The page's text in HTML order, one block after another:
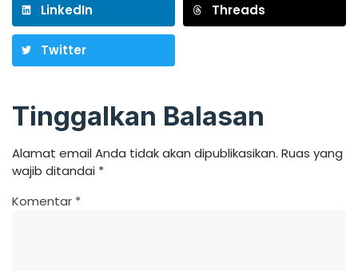
LinkedIn Threads
Twitter
Tinggalkan Balasan
Alamat email Anda tidak akan dipublikasikan. Ruas yang
wajib ditandai *
Komentar *